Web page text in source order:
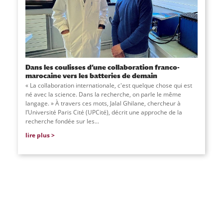
Dans les coulisses d’une collaboration franco-
marocaine vers les batteries de demain
« La collaboration internationale, c'est quelque chose qui est
né avec la science. Dans la recherche, on parle le même
langage. » À travers ces mots, Jalal Ghilane, chercheur à
l’Université Paris Cité (UPCité), décrit une approche de la
recherche fondée sur les...
lire plus